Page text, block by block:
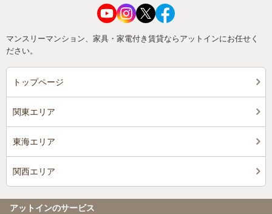
マンスリーマンション、家具・家電付き賃貸ならアットインにお任せく
ださい。
トップページ
関東エリア
東海エリア
関西エリア
アットインのサービス